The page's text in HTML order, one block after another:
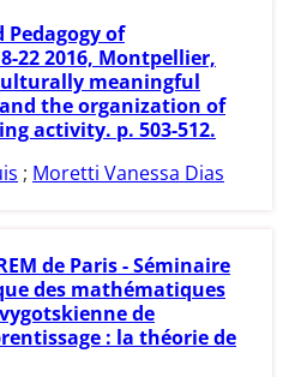
of
22 2016, Montpellier,
meaningful
the organization of
activity. p. 503-512.
; Moretti Vanessa Dias
de Paris - Séminaire
des mathématiques
de
: la théorie de